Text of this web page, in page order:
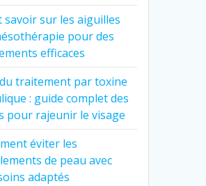
savoir sur les aiguilles
pour des
efficaces
traitement par toxine
: guide complet des
pour rajeunir le visage
éviter les
de peau avec
adaptés